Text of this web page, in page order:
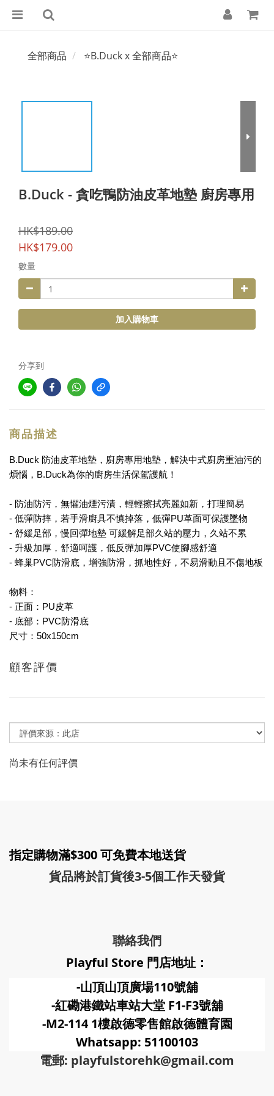
全部商品 ⭐B.Duck x 全部商品⭐
B.Duck - 貪吃鴨防油皮革地墊 廚房專用
HK$189.00
HK$179.00
數量
加入購物車
分享到
商品描述
B.Duck 防油皮革地墊，廚房專用地墊，解決中式廚房重油污的
煩惱，B.Duck為你的廚房生活保駕護航！
- 防油防污，無懼油煙污漬，輕輕擦拭亮麗如新，打理簡易
- 低彈防摔，若手滑廚具不慎掉落，低彈PU革面可保護墜物
- 舒緩足部，慢回彈地墊 可緩解足部久站的壓力，久站不累
- 升級加厚，舒適呵護，低反彈加厚PVC使腳感舒適
- 蜂巢PVC防滑底，增強防滑，抓地性好，不易滑動且不傷地板
物料：
- 正面：PU皮革
- 底部：PVC防滑底
尺寸： 50x150cm
顧客評價
尚未有任何評價
指定購物滿$300 可免費本地送貨
貨品將於訂貨後3-5個工作天發貨
聯絡我們
Playful Store 門店地址：
-山頂山頂廣場110號舖
-紅磡港鐵站車站大堂 F1-F3號舖
-M2-114 1樓啟德零售館啟德體育園
Whatsapp: 51100103
電郵: playfulstorehk@gmail.com